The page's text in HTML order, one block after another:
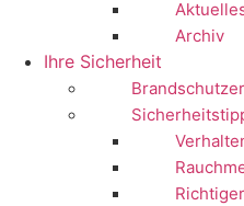
Archiv
Ihre Sicherheit